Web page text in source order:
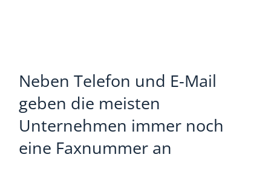
Neben Telefon und E-Mail
geben die meisten
Unternehmen immer noch
eine Faxnummer an